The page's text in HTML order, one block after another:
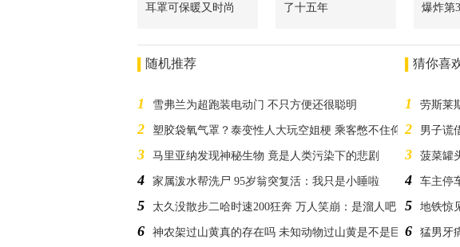
耳罩可保暖又时尚
了十五年
爆炸第
随机推荐
1 雪弗兰为超跑装电动门 不只方便还很聪明
2 塑胶袋氧气罩？泰变性人大玩空姐梗 乘客憋不住仰头爆笑
3 马里亚纳发现神秘生物 竟是人类污染下的悲剧
4 家属泼水帮洗尸 95岁翁突复活：我只是小睡啦
5 太久没散步二哈时速200狂奔 万人笑崩：是溜人吧
6 神农架过山黄真的存在吗 未知动物过山黄是不是巨颏虎
猜你喜
1 劳斯莱
2 男子谎
3 菠菜罐
4 车主停
5 地铁惊
6 猛男牙